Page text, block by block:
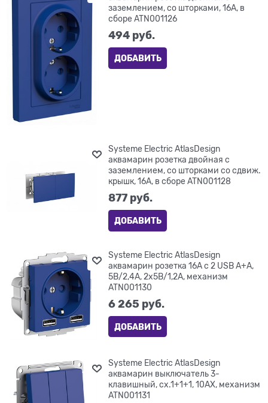
заземлением, со шторками, 16А, в
сборе ATN001126
494 руб.
ДОБАВИТЬ
Systeme Electric AtlasDesign
аквамарин розетка двойная с
заземлением, со шторками со сдвиж.
крышк, 16А, в сборе ATN001128
877 руб.
ДОБАВИТЬ
Systeme Electric AtlasDesign
аквамарин розетка 16А c 2 USB A+A,
5В/2,4А, 2х5В/1,2А, механизм
ATN001130
6 265 руб.
ДОБАВИТЬ
Systeme Electric AtlasDesign
аквамарин выключатель 3-
клавишный, сх.1+1+1, 10АХ, механизм
ATN001131